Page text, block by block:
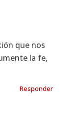
que nos
la fe,
Responder